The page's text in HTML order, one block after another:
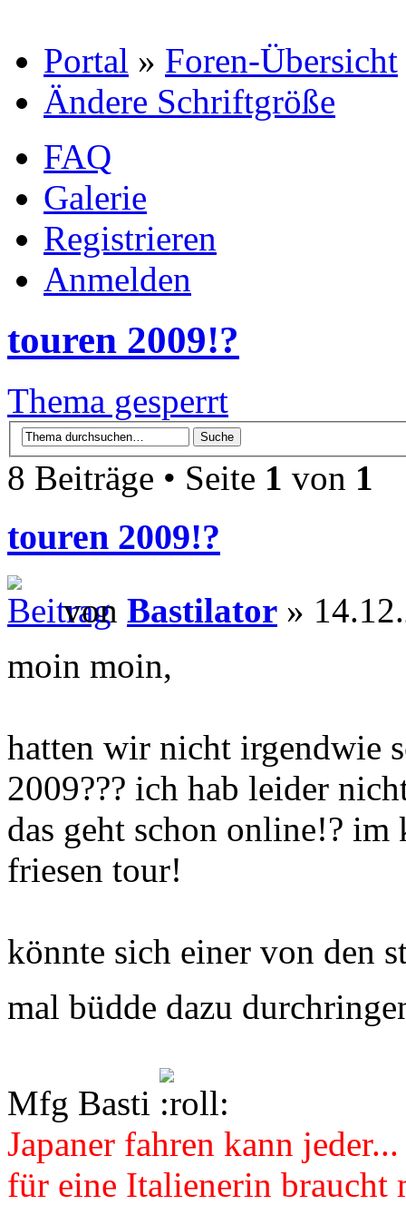
Portal » Foren-Übersicht
Ändere Schriftgröße
FAQ
Galerie
Registrieren
Anmelden
touren 2009!?
Thema gesperrt
8 Beiträge • Seite 1 von 1
touren 2009!?
von Bastilator »
moin moin,
hatten wir nicht irgendwie
2009??? ich hab leider
das geht schon online!? im
friesen tour!
könnte sich einer von den
mal büdde dazu
Mfg Basti
Japaner fahren kann jeder...
für eine Italienerin braucht